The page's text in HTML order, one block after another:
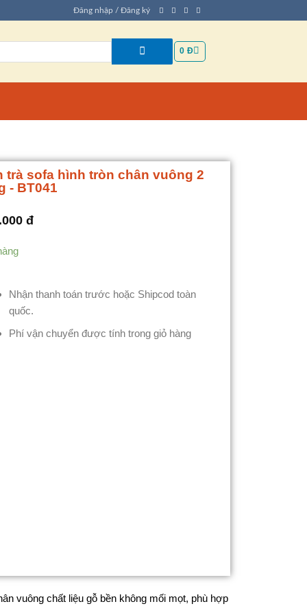
Đăng nhập / Đăng ký
0 Đ
trà sofa hình tròn chân vuông 2
- BT041
đ
Nhận thanh toán trước hoặc Shipcod toàn
quốc.
Phí vận chuyển được tính trong giỏ hàng
vuông chất liệu gỗ bền không mối mọt, phù hợp